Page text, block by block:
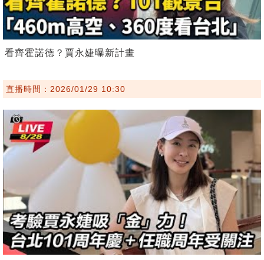
看齊霍諾德？賈永婕曝新計畫
直播時間：2026/01/29 10:30